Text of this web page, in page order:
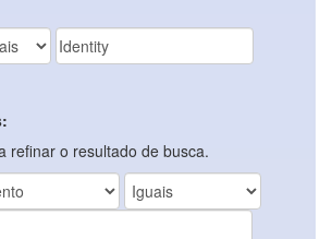
refinar o resultado de busca.